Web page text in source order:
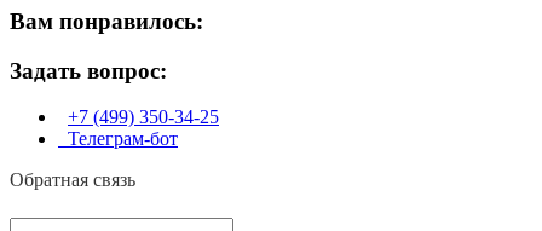
Вам понравилось:
Задать вопрос:
+7 (499) 350-34-25
Телеграм-бот
Обратная связь